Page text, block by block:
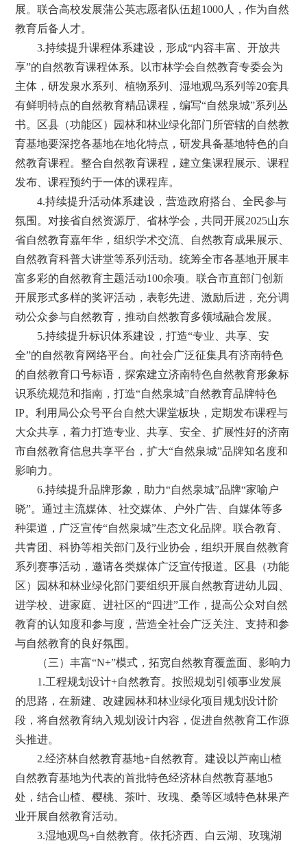
展。联合高校发展蒲公英志愿者队伍超1000人，作为自然
教育后备人才。
3.持续提升课程体系建设，形成“内容丰富、开放共
享”的自然教育课程体系。以市林学会自然教育专委会为
主体，研发泉水系列、植物系列、湿地观鸟系列等20套具
有鲜明特点的自然教育精品课程，编写“自然泉城”系列丛
书。区县（功能区）园林和林业绿化部门所管辖的自然教
育基地要深挖各基地在地化特点，研发具备基地特色的自
然教育课程。整合自然教育课程，建立集课程展示、课程
发布、课程预约于一体的课程库。
4.持续提升活动体系建设，营造政府搭台、全民参与
氛围。对接省自然资源厅、省林学会，共同开展2025山东
省自然教育嘉年华，组织学术交流、自然教育成果展示、
自然教育科普大讲堂等系列活动。统筹全市各基地开展丰
富多彩的自然教育主题活动100余项。联合市直部门创新
开展形式多样的奖评活动，表彰先进、激励后进，充分调
动公众参与自然教育，推动自然教育多领域融合发展。
5.持续提升标识体系建设，打造“专业、共享、安
全”的自然教育网络平台。向社会广泛征集具有济南特色
的自然教育口号标语，探索建立济南特色自然教育形象标
识系统规范和指南，打造“自然泉城”自然教育品牌特色
IP。利用局公众号平台自然大课堂板块，定期发布课程与
大众共享，着力打造专业、共享、安全、扩展性好的济南
市自然教育信息共享平台，扩大“自然泉城”品牌知名度和
影响力。
6.持续提升品牌形象，助力“自然泉城”品牌“家喻户
晓”。通过主流媒体、社交媒体、户外广告、自媒体等多
种渠道，广泛宣传“自然泉城”生态文化品牌。联合教育、
共青团、科协等相关部门及行业协会，组织开展自然教育
系列赛事活动，邀请各类媒体广泛宣传报道。区县（功能
区）园林和林业绿化部门要组织开展自然教育进幼儿园、
进学校、进家庭、进社区的“四进”工作，提高公众对自然
教育的认知度和参与度，营造全社会广泛关注、支持和参
与自然教育的良好氛围。
（三）丰富“N+”模式，拓宽自然教育覆盖面、影响力
1.工程规划设计+自然教育。按照规划引领事业发展
的思路，在新建、改建园林和林业绿化项目规划设计阶
段，将自然教育纳入规划设计内容，促进自然教育工作源
头推进。
2.经济林自然教育基地+自然教育。建设以芦南山楂
自然教育基地为代表的首批特色经济林自然教育基地5
处，结合山楂、樱桃、茶叶、玫瑰、桑等区域特色林果产
业开展自然教育活动。
3.湿地观鸟+自然教育。依托济西、白云湖、玫瑰湖